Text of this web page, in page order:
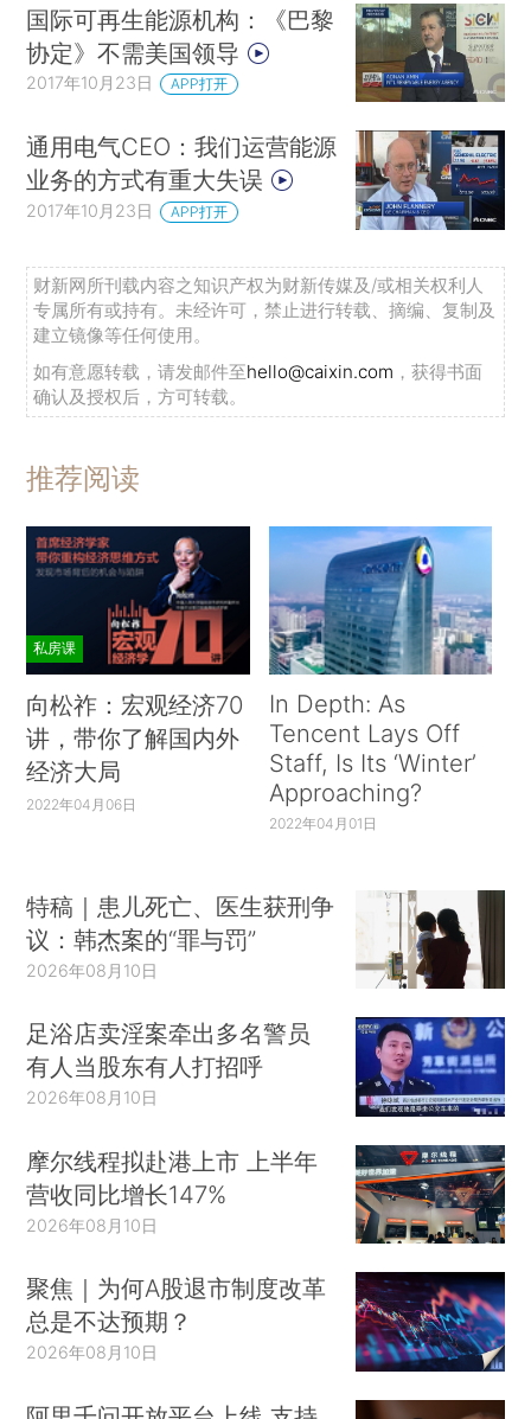
国际可再生能源机构：《巴黎
协定》不需美国领导
2017年10月23日 APP打开
通用电气CEO：我们运营能源
业务的方式有重大失误
2017年10月23日 APP打开
财新网所刊载内容之知识产权为财新传媒及/或相关权利人
专属所有或持有。未经许可，禁止进行转载、摘编、复制及
建立镜像等任何使用。
如有意愿转载，请发邮件至hello@caixin.com ，获得书面
确认及授权后，方可转载。
推荐阅读
私房课
向松祚：宏观经济70
讲，带你了解国内外
经济大局
2022年04月06日
In Depth: As
Tencent Lays Off
Staff, Is Its ‘Winter’
Approaching?
2022年04月01日
特稿｜患儿死亡、医生获刑争
议：韩杰案的“罪与罚”
2026年08月10日
足浴店卖淫案牵出多名警员
有人当股东有人打招呼
2026年08月10日
摩尔线程拟赴港上市 上半年
营收同比增长147%
2026年08月10日
聚焦｜为何A股退市制度改革
总是不达预期？
2026年08月10日